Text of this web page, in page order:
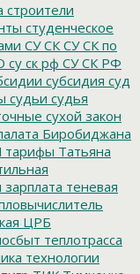
строители
студенческое
СУ СК СУ СК по
су ск рф СУ СК РФ
субсидия суд
судьи судья
сухой закон
Биробиджана
тарифы Татьяна
зарплата теневая
ЦРБ
теплотрасса
технологии